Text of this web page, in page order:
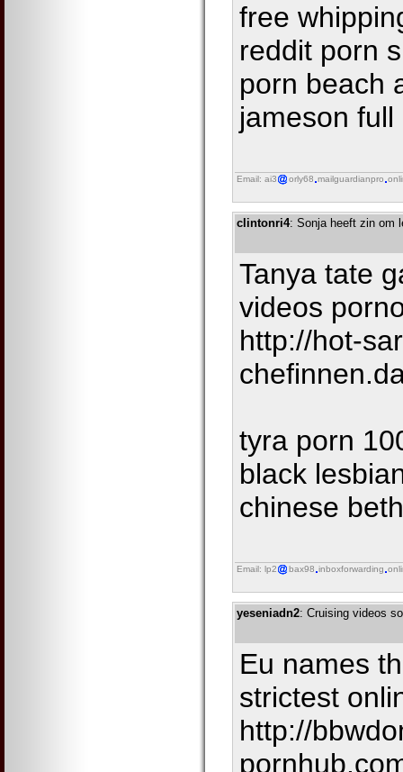
free
reddit porn
porn beach
jameson
Email: ai3 orly68 mailguardianpro
clintonri4: Sonja heeft zin om
Tanya tate
videos
http://hot-
tyra porn
black
chinese
Email: lp2 bax98 inboxforwarding
yeseniadn2: Cruising videos
Eu names
strictest
http://